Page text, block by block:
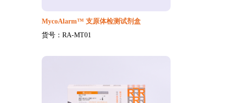
MycoAlarm™ 支原体检测试剂盒
货号：RA-MT01